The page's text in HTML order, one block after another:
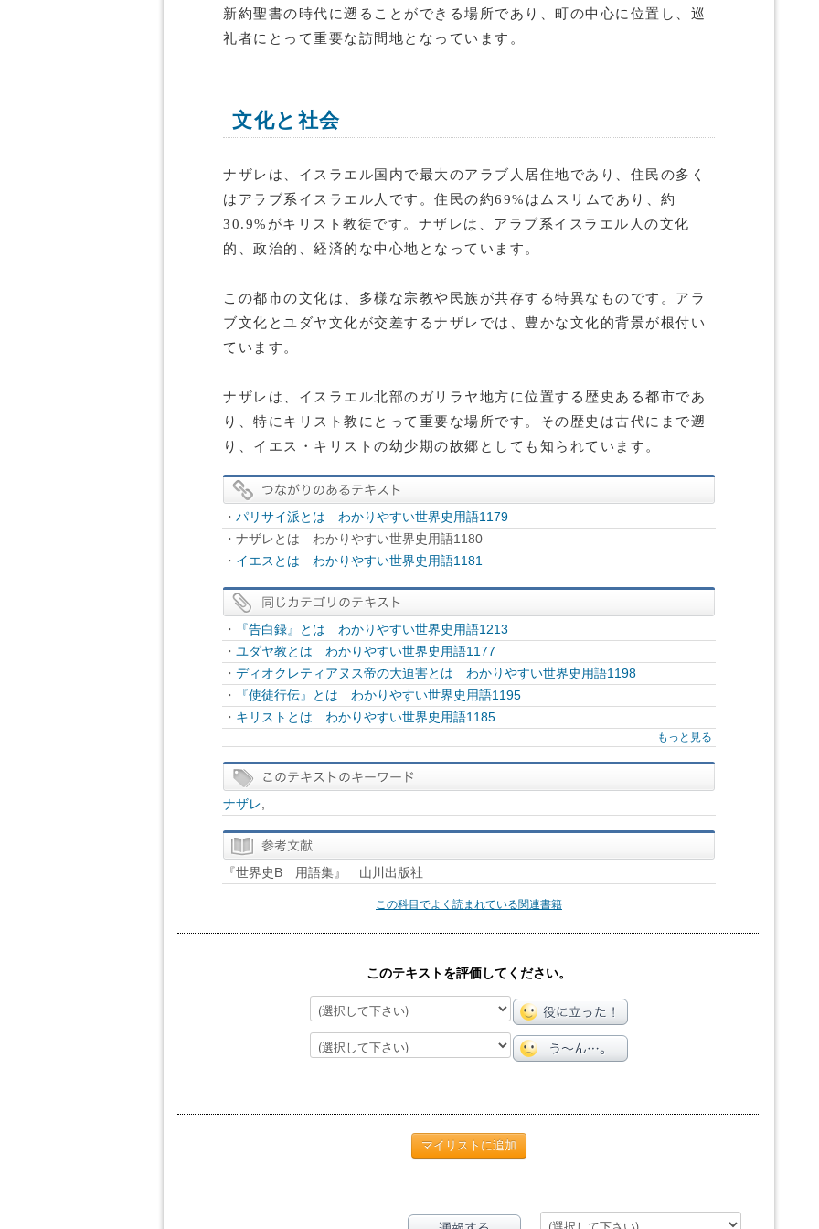
新約聖書の時代に遡ることができる場所であり、町の中心に位置し、巡
礼者にとって重要な訪問地となっています。
文化と社会
ナザレは、イスラエル国内で最大のアラブ人居住地であり、住民の多く
はアラブ系イスラエル人です。住民の約69%はムスリムであり、約
30.9%がキリスト教徒です。ナザレは、アラブ系イスラエル人の文化
的、政治的、経済的な中心地となっています。
この都市の文化は、多様な宗教や民族が共存する特異なものです。アラ
ブ文化とユダヤ文化が交差するナザレでは、豊かな文化的背景が根付い
ています。
ナザレは、イスラエル北部のガリラヤ地方に位置する歴史ある都市であ
り、特にキリスト教にとって重要な場所です。その歴史は古代にまで遡
り、イエス・キリストの幼少期の故郷としても知られています。
・ パリサイ派とは わかりやすい世界史用語1179
・ナザレとは わかりやすい世界史用語1180
・ イエスとは わかりやすい世界史用語1181
・
『告白録』とは わかりやすい世界史用語1213
・ ユダヤ教とは わかりやすい世界史用語1177
・ ディオクレティアヌス帝の大迫害とは わかりやすい世界史用語1198
・
『使徒行伝』とは わかりやすい世界史用語1195
・ キリストとは わかりやすい世界史用語1185
もっと見る
ナザレ
『世界史B 用語集』 山川出版社
この科目でよく読まれている関連書籍
このテキストを評価してください。
マイリストに追加